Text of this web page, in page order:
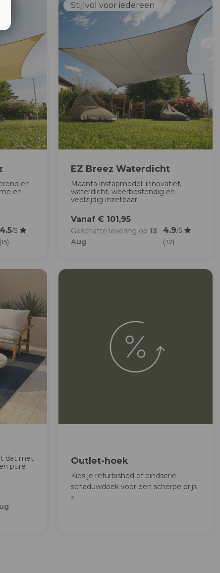
en
en
4.5/5
(15)
Stijlvol voor iedereen
EZ Breez Waterdicht
Maanta instapmodel: innovatief,
waterdicht, weerbestendig en
veelzijdig inzetbaar.
Vanaf € 101,95
Geschatte levering op 13
Aug
4.9/5
(37)
dat met
pure
Outlet-hoek
Kies je refurbished of eindserie
schaduwdoek voor een scherpe prijs
>